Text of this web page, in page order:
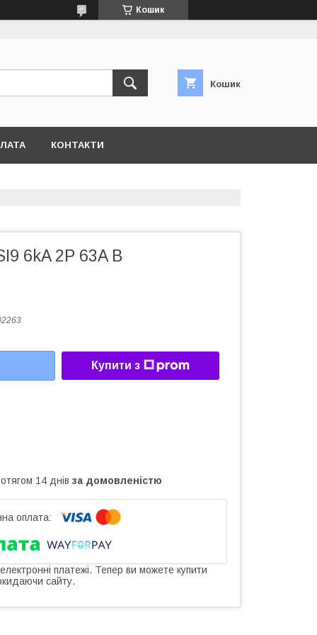
Кошик
Кошик
КОНТАКТИ
6kA 2P 63A В
Купити з
14 днів за домовленістю
платежі. Тепер ви можете купити
сайту.